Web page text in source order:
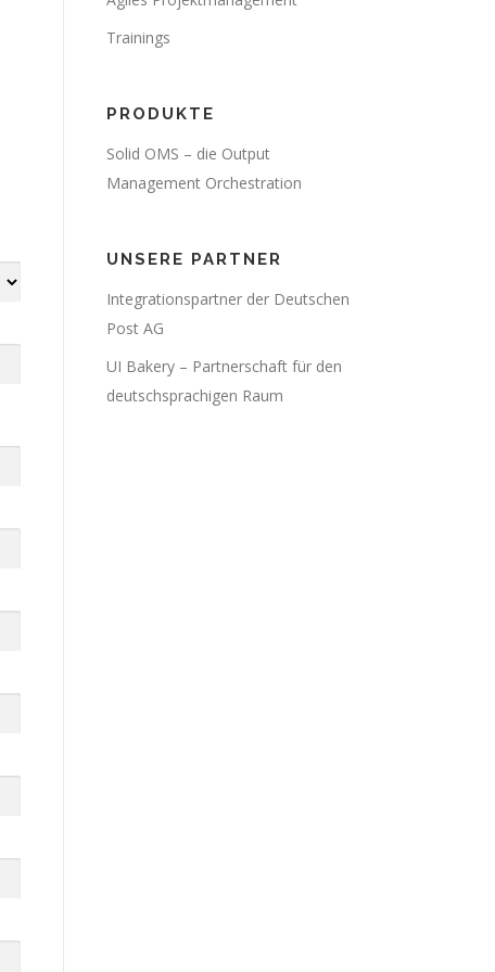
Trainings
PRODUKTE
Solid OMS – die Output
Management Orchestration
UNSERE PARTNER
Integrationspartner der Deutschen
Post AG
UI Bakery – Partnerschaft für den
deutschsprachigen Raum